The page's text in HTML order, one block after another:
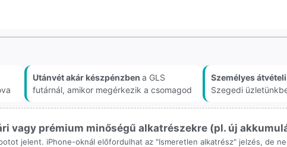
Utánvét akár készpénzben a GLS
futárnál, amikor megérkezik a csomagod
Személyes
Szegedi
vagy prémium minőségű alkatrészekre (pl. új
jelent. iPhone-oknál előfordulhat az "Ismeretlen alkatrész" jelzés, de